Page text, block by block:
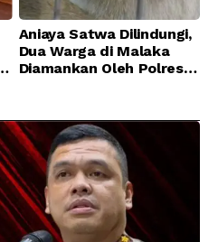
Aniaya Satwa Dilindungi,
Dua Warga di Malaka
Diamankan Oleh Polres